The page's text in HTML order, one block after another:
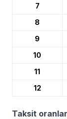
7
8
9
10
11
12
Taksit